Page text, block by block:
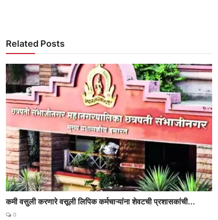
Related Posts
कमी वसुली करणारे वसूली लिपिक कर्मचाऱ्यांना शेवटची प्रशासकांची...
0